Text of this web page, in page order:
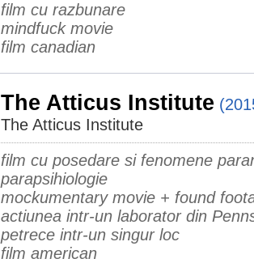
film cu razbunare
mindfuck movie
film canadian
The Atticus Institute
The Atticus Institute
film cu posedare si fenomene
parapsihiologie
mockumentary movie + found
actiunea intr-un laborator din
petrece intr-un singur loc
film american